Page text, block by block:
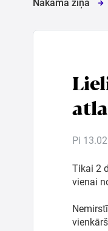
Nākamā ziņa
Pi
Tikai 2
vienai